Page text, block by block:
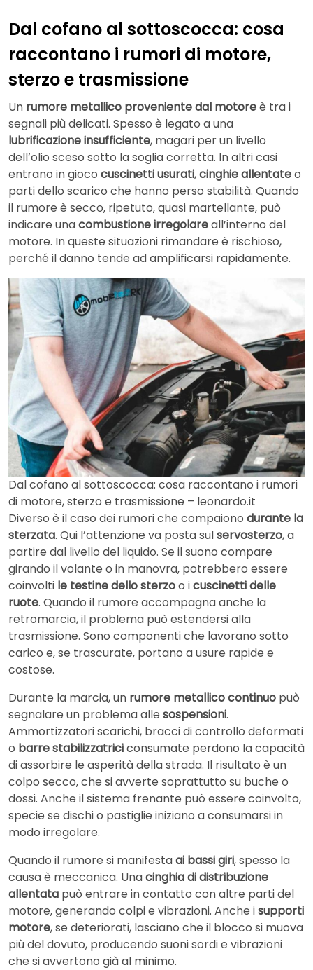
Dal cofano al sottoscocca: cosa
raccontano i rumori di motore,
sterzo e trasmissione
Un rumore metallico proveniente dal motoreè tra i
segnali più delicati. Spesso è legato a una
lubrificazione insufficiente, magari per un livello
dell’olio sceso sotto la soglia corretta. In altri casi
entrano in gioco cuscinetti usurati,cinghie allentateo
parti dello scarico che hanno perso stabilità. Quando
il rumore è secco, ripetuto, quasi martellante, può
indicare unacombustione irregolareall’interno del
motore. In queste situazioni rimandare è rischioso,
perché il danno tende ad amplificarsi rapidamente.
Dal cofano al sottoscocca: cosa raccontano i rumori
di motore, sterzo e trasmissione – leonardo.it
Diverso è il caso dei rumori che compaiono durante la
sterzata. Qui l’attenzione va posta sulservosterzo, a
partire dal livello del liquido. Se il suono compare
girando il volante o in manovra, potrebbero essere
coinvolti le testine dello sterzoo icuscinetti delle
ruote. Quando il rumore accompagna anche la
retromarcia, il problema può estendersi alla
trasmissione. Sono componenti che lavorano sotto
carico e, se trascurate, portano a usure rapide e
costose.
Durante la marcia, un rumore metallico continuo può
segnalare un problema alle sospensioni.
Ammortizzatori scarichi, bracci di controllo deformati
o barre stabilizzatriciconsumate perdono la capacità
di assorbire le asperità della strada. Il risultato è un
colpo secco, che si avverte soprattutto su buche o
dossi. Anche il sistema frenante può essere coinvolto,
specie se dischi o pastiglie iniziano a consumarsi in
modo irregolare.
Quando il rumore si manifestaai bassi giri, spesso la
causa è meccanica. Unacinghia di distribuzione
allentata può entrare in contatto con altre parti del
motore, generando colpi e vibrazioni. Anche isupporti
motore, se deteriorati, lasciano che il blocco si muova
più del dovuto, producendo suoni sordi e vibrazioni
che si avvertono già al minimo.